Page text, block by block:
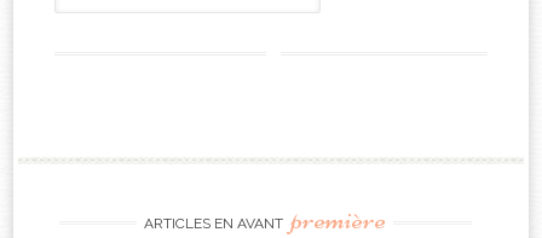
ARTICLES EN AVANT première